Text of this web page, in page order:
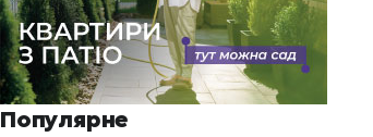
Популярне